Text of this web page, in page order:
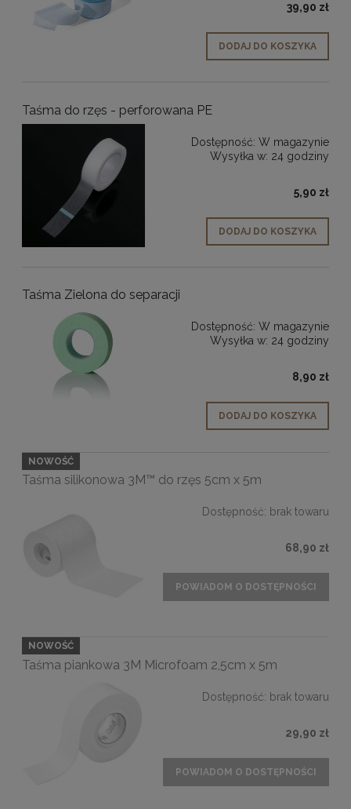
39,90 zł
DODAJ DO KOSZYKA
Taśma do rzęs - perforowana PE
Dostępność: W magazynie
Wysyłka w: 24 godziny
5,90 zł
DODAJ DO KOSZYKA
Taśma Zielona do separacji
Dostępność: W magazynie
Wysyłka w: 24 godziny
8,90 zł
DODAJ DO KOSZYKA
Taśma silikonowa 3M™ do rzęs 5cm x 5m
Dostępność: brak towaru
68,90 zł
POWIADOM O DOSTĘPNOŚCI
NOWOŚĆ
Taśma piankowa 3M Microfoam 2,5cm x 5m
Dostępność: brak towaru
29,90 zł
POWIADOM O DOSTĘPNOŚCI
NOWOŚĆ